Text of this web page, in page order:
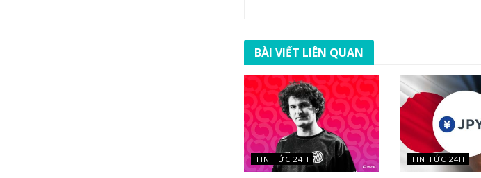
BÀI VIẾT LIÊN QUAN
TIN TỨC 24H TIN TỨC 24H